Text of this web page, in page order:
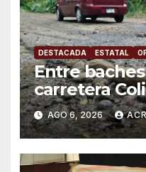
DESTACADA ESTATAL
Entre
carretera
convierte en
AGO 6, 2026